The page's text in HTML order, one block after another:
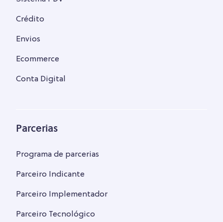
Crédito
Envios
Ecommerce
Conta Digital
Parcerias
Programa de parcerias
Parceiro Indicante
Parceiro Implementador
Parceiro Tecnológico